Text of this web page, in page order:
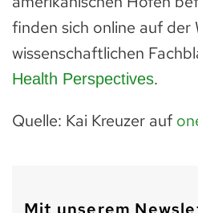
finden sich online auf der
wissenschaftlichen
Health Perspectives.
Quelle: Kai Kreuzer auf
Mit unserem